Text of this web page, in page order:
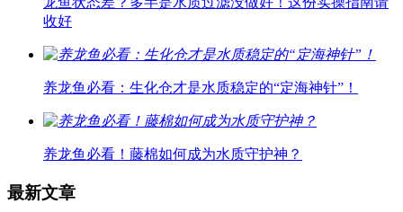
收好
养龙鱼必看：生化仓才是水质稳定的“定海神针”！
养龙鱼必看！藤棉如何成为水质守护神？
最新文章